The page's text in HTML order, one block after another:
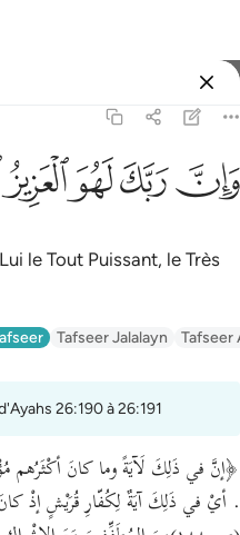
ﱽﱾﱿﲀ
le Tout Puissant, le Très
Tafseer Jalalayn Tafseer
26:190 à 26:191
﴿إنَّ في ذَلِكَ لَآيَةً وما كانَ أكْثَرُهم
. أيْ في ذَلِكَ آيَةٌ لِكُفّارِ قُرَيْشٍ إذْ